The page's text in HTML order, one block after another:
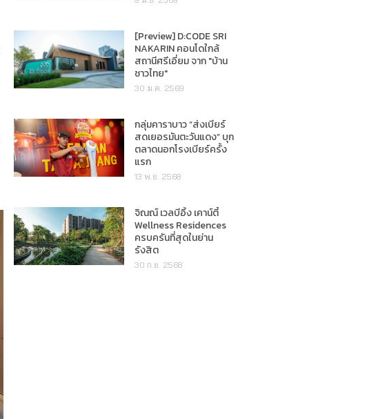
[Preview] D:CODE SRI
NAKARIN คอนโดใกล้
สถานีศรีเอี่ยม จาก "บ้าน
ชาวไทย"
30 ม.ค. 2569
กลุ่มคาราบาว “ส่งเบียร์
สดเยอรมันตะวันแดง” บุก
ตลาดนอกโรงเบียร์ครั้ง
แรก
13 พ.ย. 2568
จิณณ์ เวลบีอิ้ง เคาน์ตี้
Wellness Residences
ครบครันที่สุดในย่าน
รังสิต
30 ก.ย. 2568